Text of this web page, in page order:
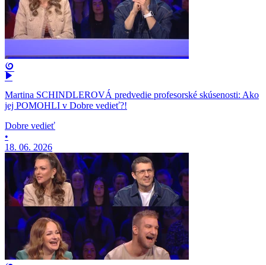
Martina SCHINDLEROVÁ predvedie profesorské skúsenosti: Ako
jej POMOHLI v Dobre vedieť?!
Dobre vedieť
•
18. 06. 2026